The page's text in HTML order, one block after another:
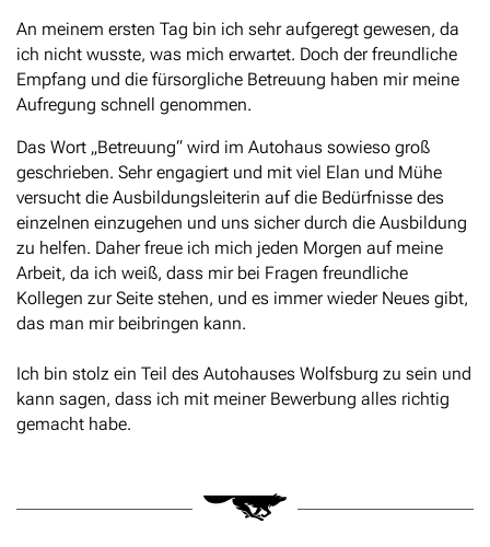
An meinem ersten Tag bin ich sehr aufgeregt gewesen, da
ich nicht wusste, was mich erwartet. Doch der freundliche
Empfang und die fürsorgliche Betreuung haben mir meine
Aufregung schnell genommen.
Das Wort „Betreuung“ wird im Autohaus sowieso groß
geschrieben. Sehr engagiert und mit viel Elan und Mühe
versucht die Ausbildungsleiterin auf die Bedürfnisse des
einzelnen einzugehen und uns sicher durch die Ausbildung
zu helfen. Daher freue ich mich jeden Morgen auf meine
Arbeit, da ich weiß, dass mir bei Fragen freundliche
Kollegen zur Seite stehen, und es immer wieder Neues gibt,
das man mir beibringen kann.
Ich bin stolz ein Teil des Autohauses Wolfsburg zu sein und
kann sagen, dass ich mit meiner Bewerbung alles richtig
gemacht habe.